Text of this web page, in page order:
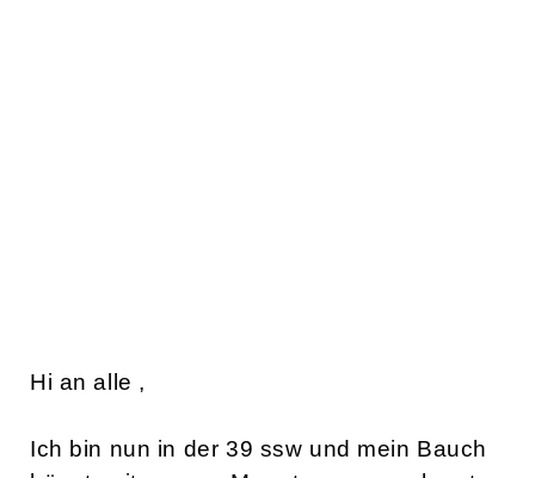
Hi an alle ,
Ich bin nun in der 39 ssw und mein Bauch